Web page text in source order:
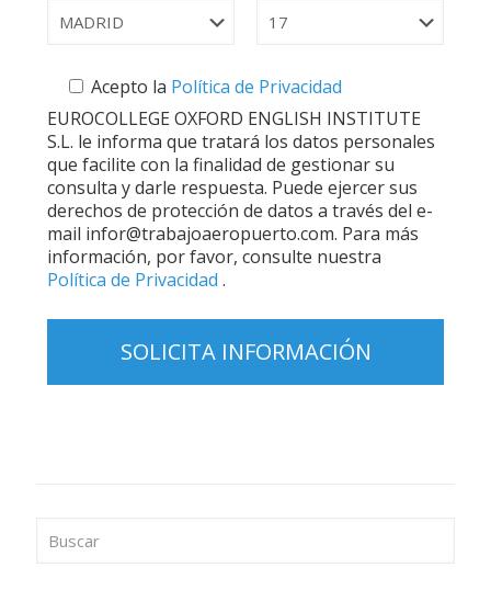
Acepto la Política de Privacidad
EUROCOLLEGE OXFORD ENGLISH INSTITUTE
S.L. le informa que tratará los datos personales
que facilite con la finalidad de gestionar su
consulta y darle respuesta. Puede ejercer sus
derechos de protección de datos a través del e-
mail infor@trabajoaeropuerto.com. Para más
información, por favor, consulte nuestra
Política de Privacidad .